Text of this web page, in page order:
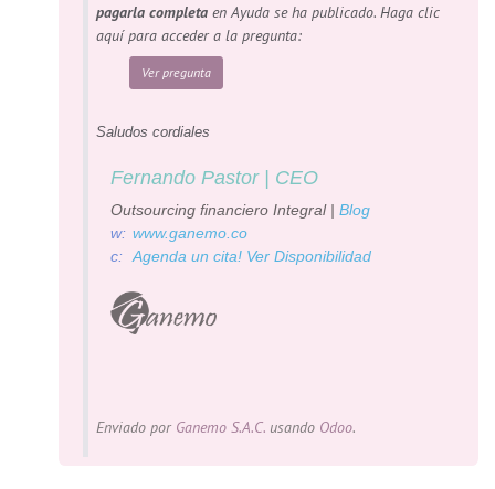
pagarla completa en Ayuda se ha publicado. Haga clic
aquí para acceder a la pregunta:
Ver pregunta
Saludos cordiales
Fernando Pastor | CEO
Outsourcing financiero Integral | Blog
w: www.ganemo.co
c: Agenda un cita! Ver Disponibilidad
Enviado por Ganemo S.A.C. usando Odoo.